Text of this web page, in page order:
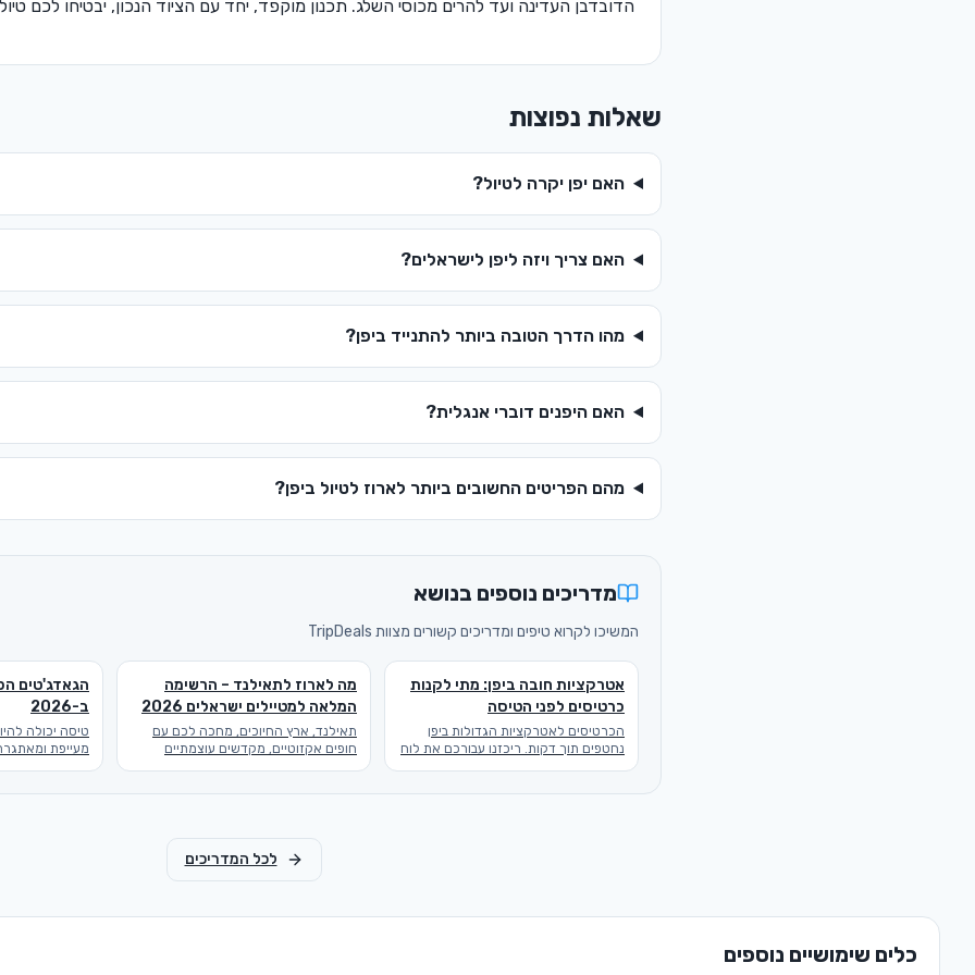
הדובדבן העדינה ועד להרים מכוסי השלג. תכנון מוקפד, יחד עם הציוד הנכון, יבטיחו לכם
שאלות נפוצות
האם יפן יקרה לטיול?
האם צריך ויזה ליפן לישראלים?
מהו הדרך הטובה ביותר להתנייד ביפן?
האם היפנים דוברי אנגלית?
מהם הפריטים החשובים ביותר לארוז לטיול ביפן?
מדריכים נוספים בנושא
המשיכו לקרוא טיפים ומדריכים קשורים מצוות TripDeals
אטרקציות חובה ביפן: מתי לקנות
כרטיסים לפני הטיסה
הכרטיסים לאטרקציות הגדולות ביפן
נחטפים תוך דקות. ריכזנו עבורכם את לוח
מה לארוז לתאילנד – הרשימה
המלאה למטיילים ישראלים 2026
תאילנד, ארץ החיוכים, מחכה לכם עם
חופים אקזוטיים, מקדשים עוצמתיים
מפורט שיעזור לכם לארוז בצורה חכמה
הגאדג'טים
ב-2026
טיסה יכולה
לכל המדריכים
כלים שימושיים נוספים